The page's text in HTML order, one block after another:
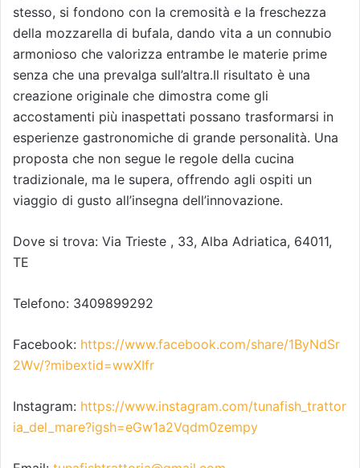
stesso, si fondono con la cremosità e la freschezza
della mozzarella di bufala, dando vita a un connubio
armonioso che valorizza entrambe le materie prime
senza che una prevalga sull’altra.Il risultato è una
creazione originale che dimostra come gli
accostamenti più inaspettati possano trasformarsi in
esperienze gastronomiche di grande personalità. Una
proposta che non segue le regole della cucina
tradizionale, ma le supera, offrendo agli ospiti un
viaggio di gusto all’insegna dell’innovazione.
Dove si trova: Via Trieste , 33, Alba Adriatica, 64011,
TE
Telefono: 3409899292
Facebook: https://www.facebook.com/share/1ByNdSr
2Wv/?mibextid=wwXIfr
Instagram: https://www.instagram.com/tunafish_trattor
ia_del_mare?igsh=eGw1a2Vqdm0zempy